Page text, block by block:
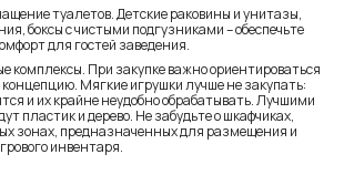
туалетов. Детские раковины и унитазы,
боксы с чистыми подгузниками – обеспечьте
для гостей заведения.
комплексы. При закупке важно ориентироваться
Мягкие игрушки лучше не закупать:
и их крайне неудобно обрабатывать. Лучшими
пластик и дерево. Не забудьте о шкафчиках,
зонах, предназначенных для размещения и
инвентаря.